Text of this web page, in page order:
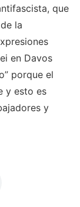
que
la
en Davos
porque el
y esto es
y